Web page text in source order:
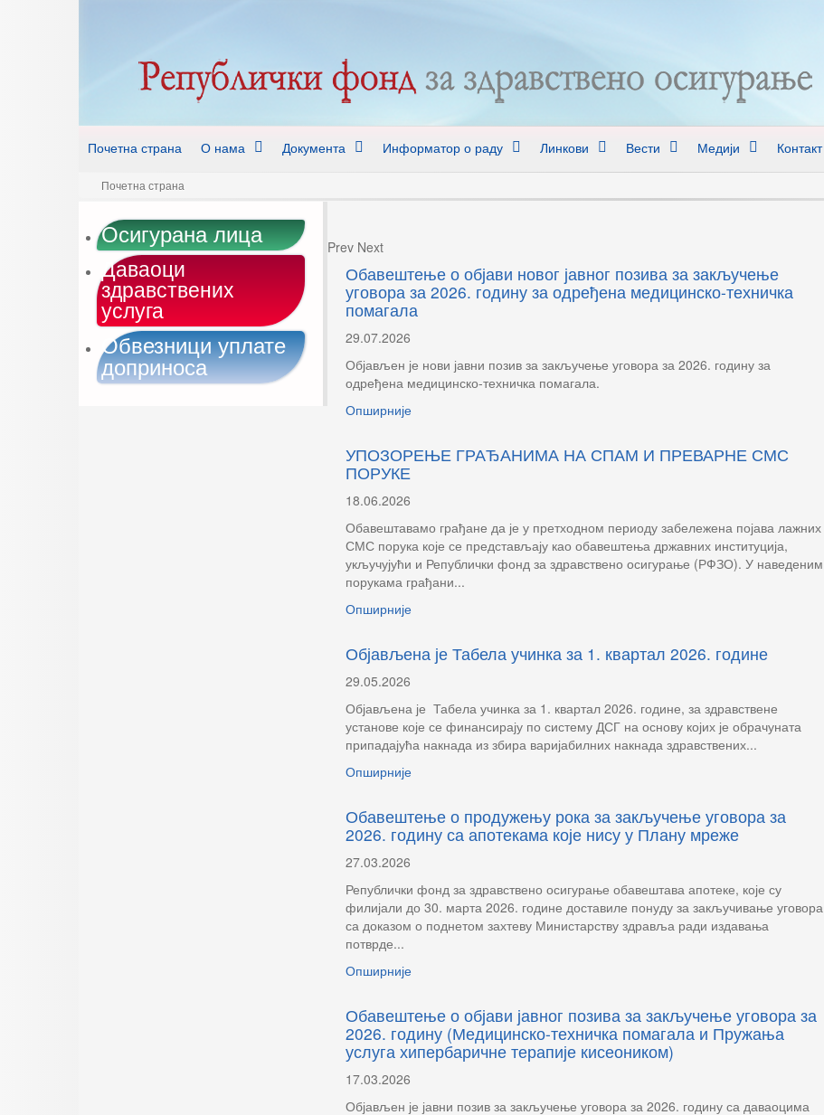
Почетна страна О нама Документа Информатор о раду Линкови Вести Медији Контакт
Почетна страна
Осигурана лица
Даваоци
здравствених
услуга
Обвезници уплате
доприноса
Prev Next
Обавештење о објави новог јавног позива за закључење
уговора за 2026. годину за одређена медицинско-техничка
помагала
29.07.2026
Објављен је нови јавни позив за закључење уговора за 2026. годину за
одређена медицинско-техничка помагала.
Опширније
УПОЗОРЕЊЕ ГРАЂАНИМА НА СПАМ И ПРЕВАРНЕ СМС
ПОРУКЕ
18.06.2026
Обавештавамо грађане да је у претходном периоду забележена појава лажних
СМС порука које се представљају као обавештења државних институција,
укључујући и Републички фонд за здравствено осигурање (РФЗО). У наведеним
порукама грађани...
Опширније
Објављена је Табела учинка за 1. квартал 2026. године
29.05.2026
Објављена је Табела учинка за 1. квартал 2026. године, за здравствене
установе које се финансирају по систему ДСГ на основу којих је обрачуната
припадајућа накнада из збира варијабилних накнада здравствених...
Опширније
Обавештење о продужењу рока за закључење уговора за
2026. годину са апотекама које нису у Плану мреже
27.03.2026
Републички фонд за здравствено осигурање обавештава апотеке, које су
филијали до 30. марта 2026. године доставиле понуду за закључивање уговора
са доказом о поднетом захтеву Министарству здравља ради издавања
потврде...
Опширније
Обавештење о објави јавног позива за закључење уговора за
2026. годину (Медицинско-техничка помагала и Пружања
услуга хипербаричне терапије кисеоником)
17.03.2026
Објављен је јавни позив за закључење уговора за 2026. годину са даваоцима